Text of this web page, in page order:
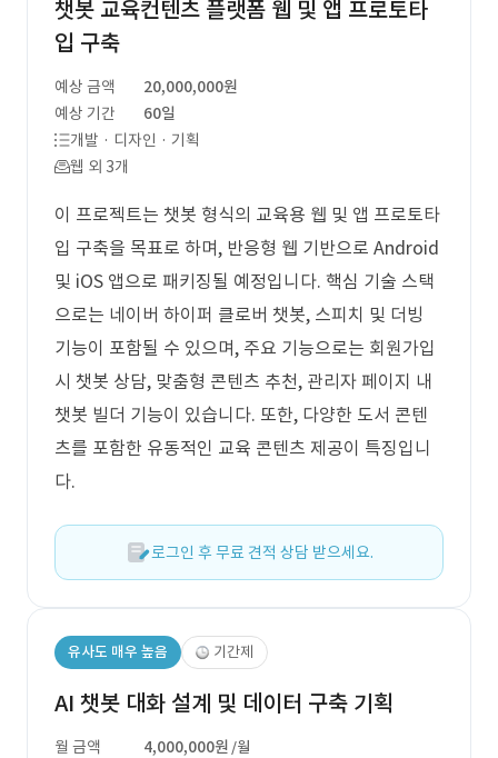
챗봇 교육컨텐츠 플랫폼 웹 및 앱 프로토타
입 구축
예상 금액
20,000,000원
예상 기간
60일
개발 · 디자인 · 기획
웹 외 3개
이 프로젝트는 챗봇 형식의 교육용 웹 및 앱 프로토타
입 구축을 목표로 하며, 반응형 웹 기반으로 Android
및 iOS 앱으로 패키징될 예정입니다. 핵심 기술 스택
으로는 네이버 하이퍼 클로버 챗봇, 스피치 및 더빙
기능이 포함될 수 있으며, 주요 기능으로는 회원가입
시 챗봇 상담, 맞춤형 콘텐츠 추천, 관리자 페이지 내
챗봇 빌더 기능이 있습니다. 또한, 다양한 도서 콘텐
츠를 포함한 유동적인 교육 콘텐츠 제공이 특징입니
다.
로그인 후 무료 견적 상담 받으세요.
유사도 매우 높음 기간제
AI 챗봇 대화 설계 및 데이터 구축 기획
월 금액 4,000,000원 /월